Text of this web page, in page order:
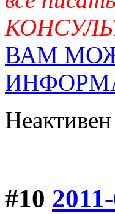
ВАМ
Неактивен
#10